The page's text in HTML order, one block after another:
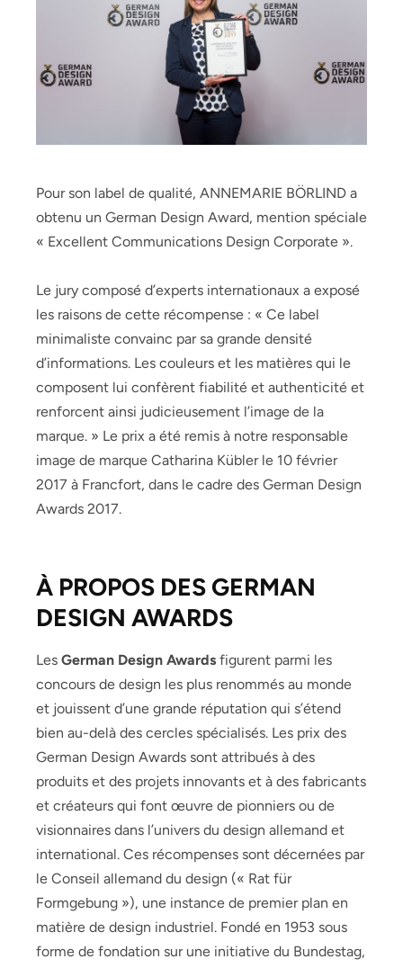
Pour son label de qualité, ANNEMARIE BÖRLIND a
obtenu un German Design Award, mention spéciale
« Excellent Communications Design Corporate ».
Le jury composé d’experts internationaux a exposé
les raisons de cette récompense : « Ce label
minimaliste convainc par sa grande densité
d’informations. Les couleurs et les matières qui le
composent lui confèrent fiabilité et authenticité et
renforcent ainsi judicieusement l’image de la
marque. » Le prix a été remis à notre responsable
image de marque Catharina Kübler le 10 février
2017 à Francfort, dans le cadre des German Design
Awards 2017.
À PROPOS DES GERMAN
DESIGN AWARDS
Les German Design Awards figurent parmi les
concours de design les plus renommés au monde
et jouissent d’une grande réputation qui s’étend
bien au-delà des cercles spécialisés. Les prix des
German Design Awards sont attribués à des
produits et des projets innovants et à des fabricants
et créateurs qui font œuvre de pionniers ou de
visionnaires dans l’univers du design allemand et
international. Ces récompenses sont décernées par
le Conseil allemand du design (« Rat für
Formgebung »), une instance de premier plan en
matière de design industriel. Fondé en 1953 sous
forme de fondation sur une initiative du Bundestag,